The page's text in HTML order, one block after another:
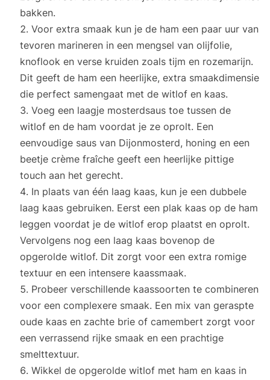
bakken.
Voor extra smaak kun je de ham een paar uur van
tevoren marineren in een mengsel van olijfolie,
knoflook en verse kruiden zoals tijm en rozemarijn.
Dit geeft de ham een heerlijke, extra smaakdimensie
die perfect samengaat met de witlof en kaas.
Voeg een laagje mosterdsaus toe tussen de
witlof en de ham voordat je ze oprolt. Een
eenvoudige saus van Dijonmosterd, honing en een
beetje crème fraîche geeft een heerlijke pittige
touch aan het gerecht.
In plaats van één laag kaas, kun je een dubbele
laag kaas gebruiken. Eerst een plak kaas op de ham
leggen voordat je de witlof erop plaatst en oprolt.
Vervolgens nog een laag kaas bovenop de
opgerolde witlof. Dit zorgt voor een extra romige
textuur en een intensere kaassmaak.
Probeer verschillende kaassoorten te combineren
voor een complexere smaak. Een mix van geraspte
oude kaas en zachte brie of camembert zorgt voor
een verrassend rijke smaak en een prachtige
smelttextuur.
Wikkel de opgerolde witlof met ham en kaas in